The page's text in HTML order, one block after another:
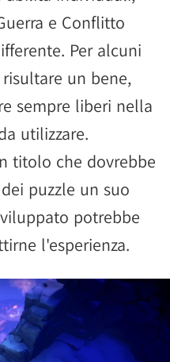
e Conflitto
Per alcuni
un bene,
sempre liberi nella
utilizzare.
titolo che dovrebbe
puzzle un suo
potrebbe
l'esperienza.